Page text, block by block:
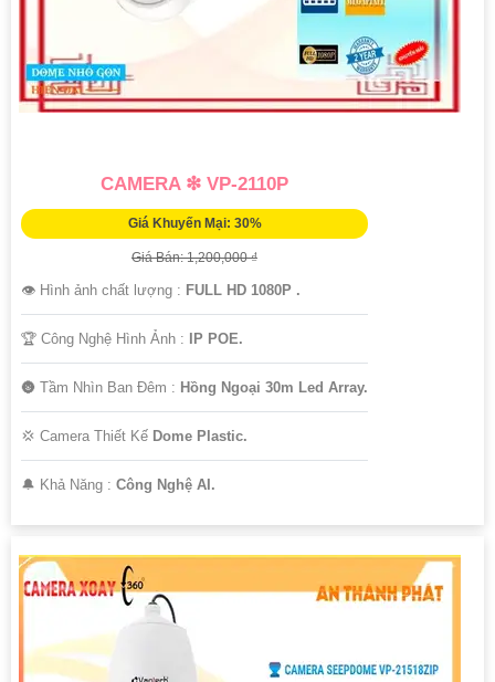
CAMERA ❇ VP-2110P
Giá Khuyến Mại: 30%
Giá Bán: 1,200,000 ₫
👁 Hình ảnh chất lượng : FULL HD 1080P .
🏆 Công Nghệ Hình Ảnh : IP POE.
🌚 Tầm Nhìn Ban Đêm : Hồng Ngoại 30m Led Array.
💢 Camera Thiết Kế Dome Plastic.
️🔔 Khả Năng : Công Nghệ AI.